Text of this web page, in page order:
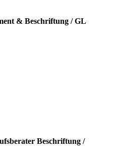
& Beschriftung / GL
Beschriftung /